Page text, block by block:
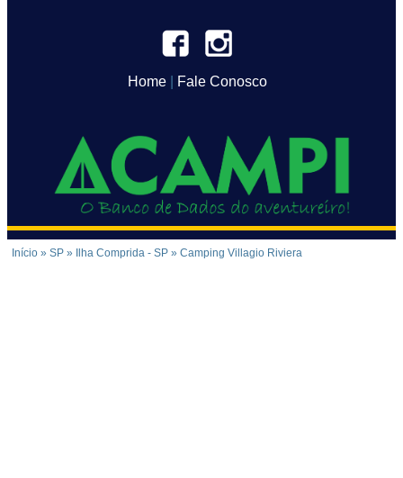
Home| Fale Conosco
Início » SP » Ilha Comprida - SP » Camping Villagio Riviera